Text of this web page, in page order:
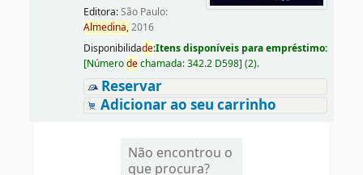
Editora:São Paulo:
Almedina,2016
Disponibilidade:Itens disponíveis para empréstimo:
[Númerodechamada:342.2 D598] (2).
Reservar
Adicionar ao seu carrinho
Não encontrou o
que procura?